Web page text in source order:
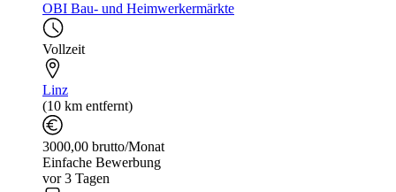
OBI Bau- und Heimwerkermärkte
Vollzeit
Linz
(10 km entfernt)
3000,00 brutto/Monat
Einfache Bewerbung
vor 3 Tagen